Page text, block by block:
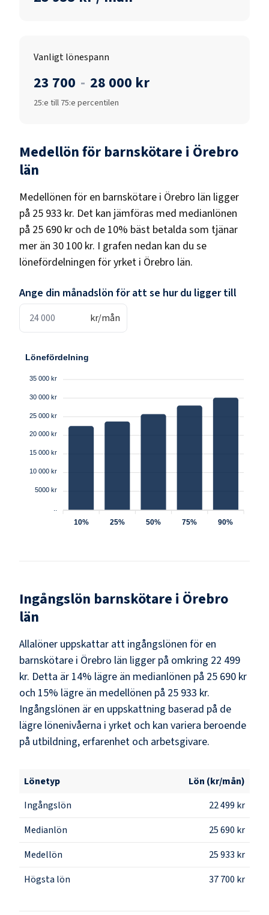
Vanligt lönespann
23 700 - 28 000 kr
25:e till 75:e percentilen
Medellön för barnskötare i Örebro
län
Medellönen för en barnskötare i Örebro län ligger
på 25 933 kr. Det kan jämföras med medianlönen
på 25 690 kr och de 10% bäst betalda som tjänar
mer än 30 100 kr. I grafen nedan kan du se
lönefördelningen för yrket i Örebro län.
Ange din månadslön för att se hur du ligger till
kr/mån
Lönefördelning
35 000 kr
30 000 kr
25 000 kr
20 000 kr
15 000 kr
10 000 kr
5000 kr
10% 25% 50% 75% 90%
Ingångslön barnskötare i Örebro
län
Allalöner uppskattar att ingångslönen för en
barnskötare i Örebro län ligger på omkring 22 499
kr. Detta är 14% lägre än medianlönen på 25 690 kr
och 15% lägre än medellönen på 25 933 kr.
Ingångslönen är en uppskattning baserad på de
lägre lönenivåerna i yrket och kan variera beroende
på utbildning, erfarenhet och arbetsgivare.
Lönetyp
Lön (kr/mån)
Ingångslön
22 499 kr
Medianlön
25 690 kr
Medellön
25 933 kr
Högsta lön
37 700 kr